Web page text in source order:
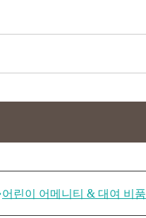
어린이 어메니티 & 대여 비품